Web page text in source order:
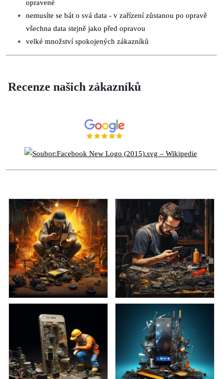
opravené
nemusíte se bát o svá data - v zařízení zůstanou po opravě
všechna data stejně jako před opravou
velké množství spokojených zákazníků
Recenze našich zákazníků